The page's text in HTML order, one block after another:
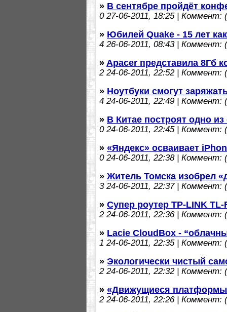
» В сентябре пройдёт
027-06-2011, 18:25 | Коммент:
» Юбилей Quake - 15 лет
4 26-06-2011, 08:43 | Коммент:
» Apacer представила 8Гб
224-06-2011, 22:52 | Коммент:
» Ноутбуки смогут
4 24-06-2011, 22:49 | Коммент:
» В Китае построят одно
024-06-2011, 22:45 | Коммент:
» «Яндекс» осваивает
024-06-2011, 22:38 | Коммент:
» Житель Томска изобрел
324-06-2011, 22:37 | Коммент:
» Супер роутер TP-LINK TL-
224-06-2011, 22:36 | Коммент:
» Lacie CloudBox -
1 24-06-2011, 22:35 | Коммент:
» Экологически чистый
224-06-2011, 22:32 | Коммент:
» «Движущиеся
224-06-2011, 22:26 | Коммент: